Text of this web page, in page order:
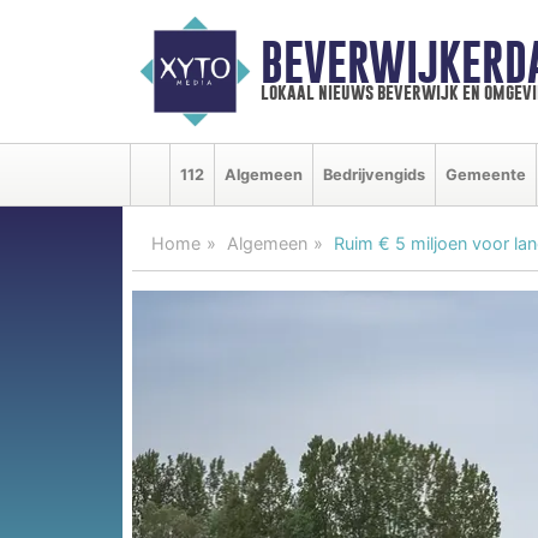
lokaal nieuws beverwijk en
112 Algemeen Bedrijvengids Gemeente
Home Algemeen Ruim € 5 miljoen voor